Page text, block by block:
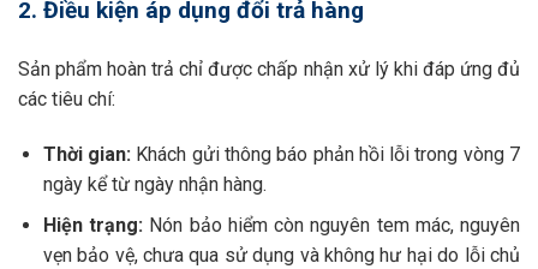
2. Điều kiện áp dụng đổi trả hàng
Sản phẩm hoàn trả chỉ được chấp nhận xử lý khi đáp ứng đủ
các tiêu chí:
Thời gian: Khách gửi thông báo phản hồi lỗi trong vòng 7
ngày kể từ ngày nhận hàng.
Hiện trạng: Nón bảo hiểm còn nguyên tem mác, nguyên
vẹn bảo vệ, chưa qua sử dụng và không hư hại do lỗi chủ